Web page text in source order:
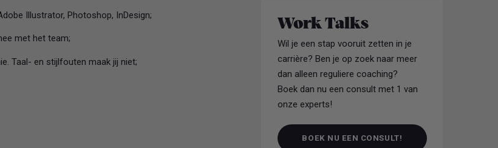
Illustrator, Photoshop, InDesign;
met het team;
Taal- en stijlfouten maak jij niet;
Work Talks
Wil je een stap vooruit zetten in je
carrière? Ben je op zoek naar meer
dan alleen reguliere coaching?
Boek dan nu een consult met 1 van
onze experts!
BOEK NU EEN CONSULT!